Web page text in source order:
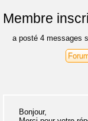
Membre
a posté 4 messages
Bonjour,